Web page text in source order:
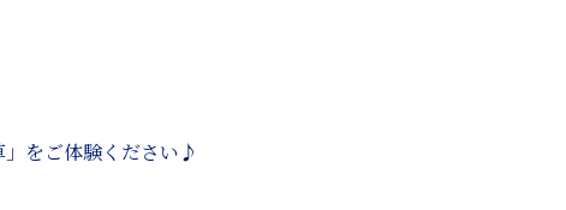
」をご体験ください♪